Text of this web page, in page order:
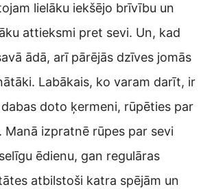
lielāku iekšējo brīvību un
attieksmi pret sevi. Un, kad
ādā, arī pārējās dzīves jomās
Labākais, ko varam darīt, ir
doto ķermeni, rūpēties par
izpratnē rūpes par sevi
ēdienu, gan regulāras
atbilstoši katra spējām un